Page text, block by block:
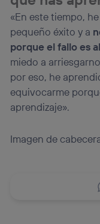
«En este tiempo,
pequeño éxito y a
porque el fallo es
miedo a
por eso, he
equivocarme
aprendizaje».
Imagen de